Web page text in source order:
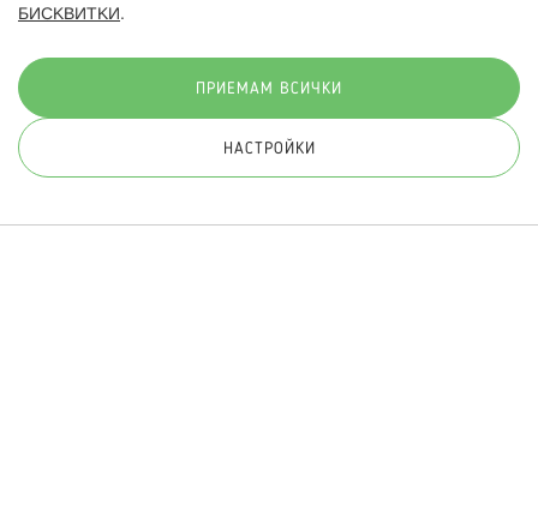
© 2026 Hippoland.net. Всички права запазени
БИСКВИТКИ .
ПРИЕМАМ ВСИЧКИ
НАСТРОЙКИ